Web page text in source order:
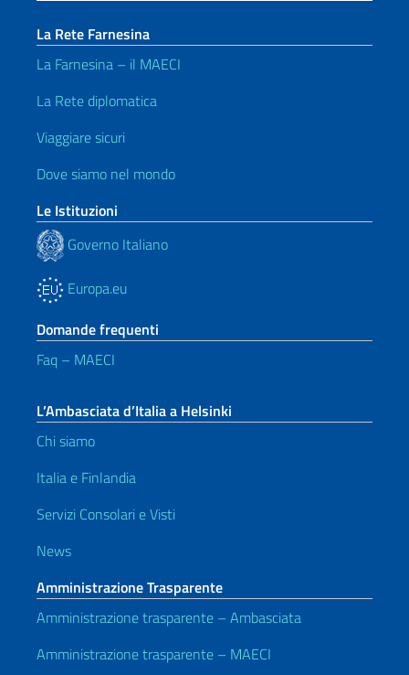
La Rete Farnesina
La Farnesina – il MAECI
La Rete diplomatica
Viaggiare sicuri
Dove siamo nel mondo
Le Istituzioni
Governo Italiano
Europa.eu
Domande frequenti
Faq – MAECI
L’Ambasciata d’Italia a Helsinki
Chi siamo
Italia e Finlandia
Servizi Consolari e Visti
News
Amministrazione Trasparente
Amministrazione trasparente – Ambasciata
Amministrazione trasparente – MAECI